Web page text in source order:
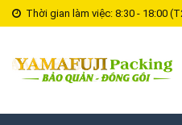
Thời gian làm việc: 8:30 - 18:00